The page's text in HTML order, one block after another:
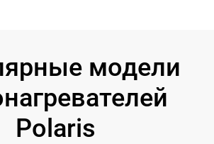
модели
Polaris